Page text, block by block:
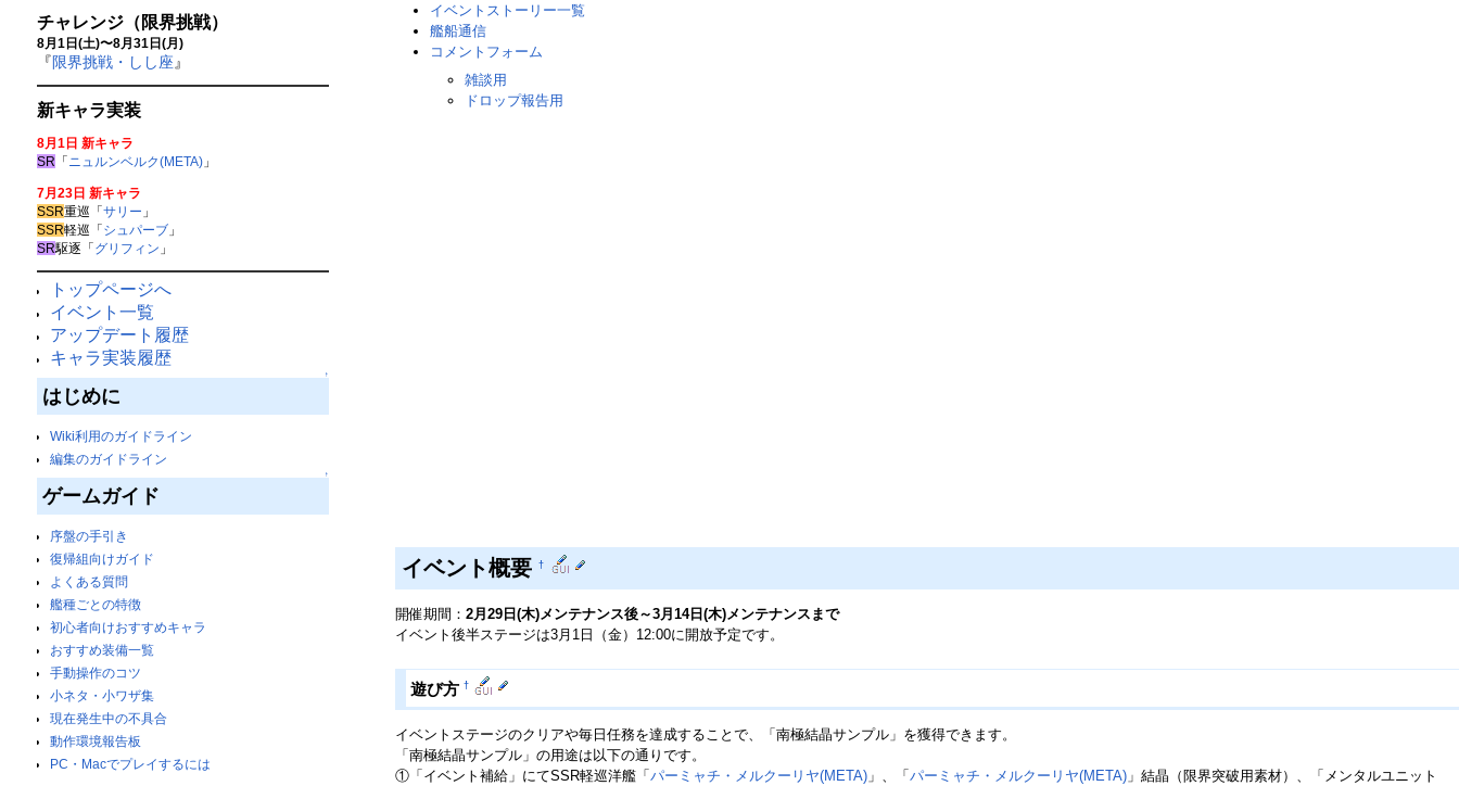
チャレンジ（限界挑戦）
8月1日(土)〜8月31日(月)
『限界挑戦・しし座』
新キャラ実装
8月1日 新キャラ
SR 「 ニュルンベルク(META)」
7月23日 新キャラ
SSR重巡「 サリー 」
SSR軽巡「 シュパーブ」
SR駆逐「 グリフィン 」
トップページへ
イベント一覧
アップデート履歴
キャラ実装履歴
↑
はじめに
Wiki利用のガイドライン
編集のガイドライン
↑
ゲームガイド
序盤の手引き
復帰組向けガイド
よくある質問
艦種ごとの特徴
初心者向けおすすめキャラ
おすすめ装備一覧
手動操作のコツ
小ネタ・小ワザ集
現在発生中の不具合
動作環境報告板
PC・Macでプレイするには
イベントストーリー一覧
艦船通信
コメントフォーム
雑談用
ドロップ報告用
イベント概要 †
開催期間： 2月29日(木)メンテナンス後～3月14日(木)メンテナンスまで
イベント後半ステージは3月1日（金）12:00に開放予定です。
遊び方†
イベントステージのクリアや毎日任務を達成することで、「南極結晶サンプル」を獲得できます。
「南極結晶サンプル」の用途は以下の通りです。
①「イベント補給」にてSSR軽巡洋艦「パーミャチ・メルクーリヤ(META)」、「パーミャチ・メルクーリヤ(META)」結晶（限界突破用素材）、「メンタルユニット